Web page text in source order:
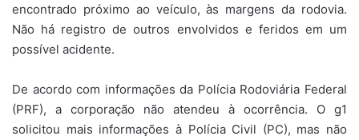
encontrado próximo ao veículo, às margens da rodovia.
Não há registro de outros envolvidos e feridos em um
possível acidente.
De acordo com informações da Polícia Rodoviária Federal
(PRF), a corporação não atendeu à ocorrência. O g1
solicitou mais informações à Polícia Civil (PC), mas não